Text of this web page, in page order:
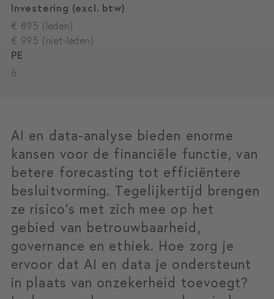
Investering (excl. btw)
€ 895 (leden)
€ 995 (niet-leden)
PE
6
AI en data-analyse bieden enorme
kansen voor de financiële functie, van
betere forecasting tot efficiëntere
besluitvorming. Tegelijkertijd brengen
ze risico’s met zich mee op het
gebied van betrouwbaarheid,
governance en ethiek. Hoe zorg je
ervoor dat AI en data je ondersteunt
in plaats van onzekerheid toevoegt?